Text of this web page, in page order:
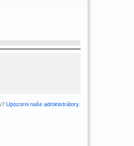
Upozorni naše administrátory.